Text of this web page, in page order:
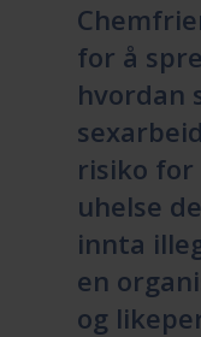
for å
hvordan
risiko for
uhelse
innta
en
og